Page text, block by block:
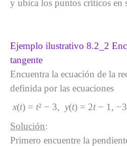
y ubica los puntos críticos en
Ejemplo ilustrativo 8.2_2
tangente
Encuentra la ecuación de la
definida por las ecuaciones
x(t) = t² − 3, y(t) = 2t− 1,
Solución:
Primero encuentre la